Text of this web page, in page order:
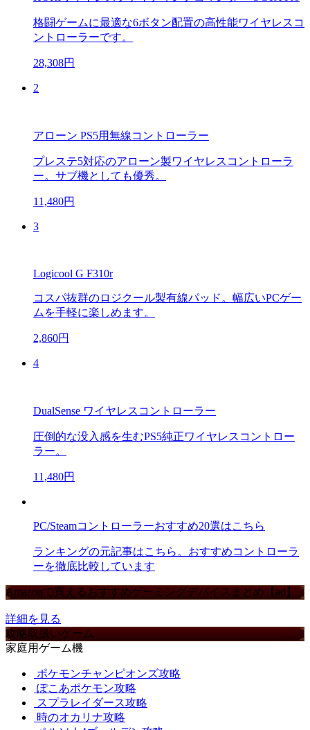
格闘ゲームに最適な6ボタン配置の高性能ワイヤレスコ
ントローラーです。
28,308円
2
アローン PS5用無線コントローラー
プレステ5対応のアローン製ワイヤレスコントローラ
ー。サブ機としても優秀。
11,480円
3
Logicool G F310r
コスパ抜群のロジクール製有線パッド。幅広いPCゲー
ムを手軽に楽しめます。
2,860円
4
DualSense ワイヤレスコントローラー
圧倒的な没入感を生むPS5純正ワイヤレスコントロー
ラー。
11,480円
PC/Steamコントローラーおすすめ20選はこちら
ランキングの元記事はこちら。おすすめコントローラ
ーを徹底比較しています
Amazonで買えるおすすめゲーミングデバイスまとめ【ad】
詳細を見る
攻略取扱いゲーム
家庭用ゲーム機
ポケモンチャンピオンズ攻略
ぽこあポケモン攻略
スプラレイダース攻略
時のオカリナ攻略